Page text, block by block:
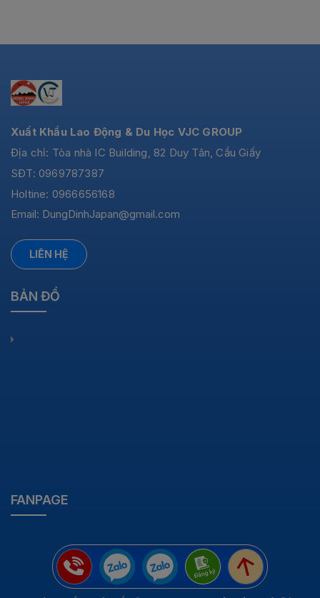
Xuất Khẩu Lao Động & Du Học VJC GROUP
Địa chỉ: Tòa nhà IC Building, 82 Duy Tân, Cầu Giấy
SĐT: 0969787387
Holtine: 0966656168
Email: DungDinhJapan@gmail.com
LIÊN HỆ
BẢN ĐỒ
FANPAGE